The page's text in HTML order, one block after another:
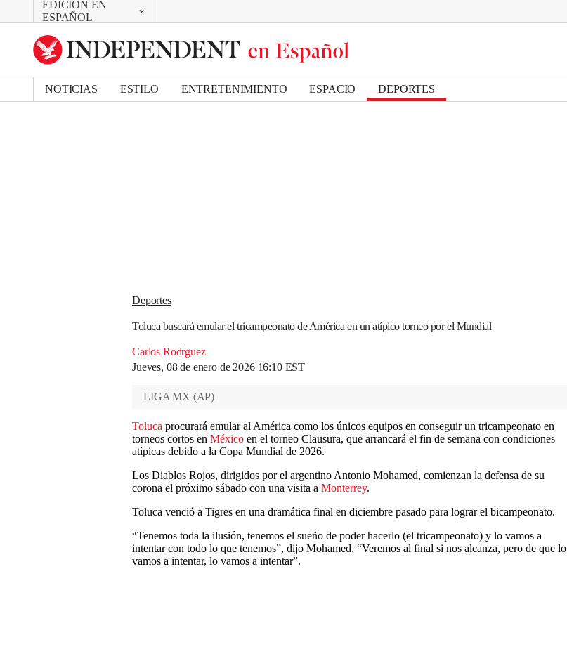
EDICIÓN EN
ESPAÑOL
CAMBIAR
UK Edition
US Edition
NOTICIAS ESTILO ENTRETENIMIENTO ESPACIO DEPORTES
Deportes
Toluca buscará emular el tricampeonato de América en un atípico torneo por el Mundial
Carlos Rodrguez
Jueves, 08 de enero de 2026 16:10 EST
Bookmark popover
Removed from bookmarks
Close popover
LIGA MX (AP)
Toluca procurará emular al América como los únicos equipos en conseguir un tricampeonato en
torneos cortos en México en el torneo Clausura, que arrancará el fin de semana con condiciones
atípicas debido a la Copa Mundial de 2026.
Los Diablos Rojos, dirigidos por el argentino Antonio Mohamed, comienzan la defensa de su
corona el próximo sábado con una visita a Monterrey.
Toluca venció a Tigres en una dramática final en diciembre pasado para lograr el bicampeonato.
“Tenemos toda la ilusión, tenemos el sueño de poder hacerlo (el tricampeonato) y lo vamos a
intentar con todo lo que tenemos”, dijo Mohamed. “Veremos al final si nos alcanza, pero de que lo
vamos a intentar, lo vamos a intentar”.